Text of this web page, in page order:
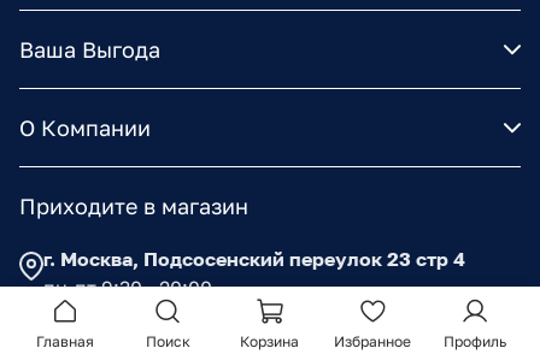
Ваша Выгода
О Компании
Приходите в магазин
г. Москва, Подсосенский переулок 23 стр 4
пн-пт 9:30 - 20:00
сб-вс 11:00 - 18:00
Главная Поиск Корзина Избранное Профиль